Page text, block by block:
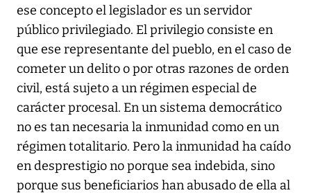
ese concepto el legislador es un servidor
público privilegiado. El privilegio consiste en
que ese representante del pueblo, en el caso de
cometer un delito o por otras razones de orden
civil, está sujeto a un régimen especial de
carácter procesal. En un sistema democrático
no es tan necesaria la inmunidad como en un
régimen totalitario. Pero la inmunidad ha caído
en desprestigio no porque sea indebida, sino
porque sus beneficiarios han abusado de ella al